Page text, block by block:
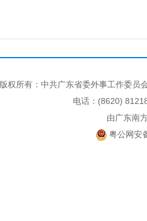
版权所有：中共广东省委外事工作委
电话：(8620)
由广东南
粤公网安